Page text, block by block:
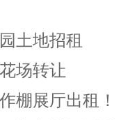
土地招租
场转让
棚展厅出租！